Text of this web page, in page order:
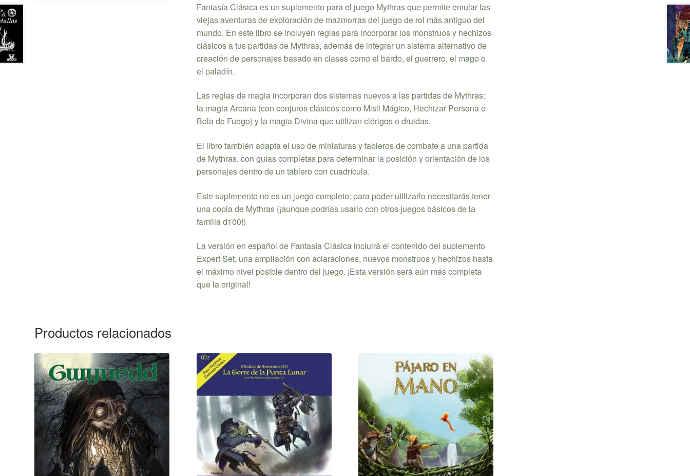
Fantasía Clásica es un suplemento para el juego Mythras que permite emular las
viejas aventuras de exploración de mazmorras del juego de rol más antiguo del
mundo. En este libro se incluyen reglas para incorporar los monstruos y hechizos
clásicos a tus partidas de Mythras, además de integrar un sistema alternativo de
creación de personajes basado en clases como el bardo, el guerrero, el mago o
el paladín.
Las reglas de magia incorporan dos sistemas nuevos a las partidas de Mythras:
la magia Arcana (con conjuros clásicos como Misil Mágico, Hechizar Persona o
Bola de Fuego) y la magia Divina que utilizan clérigos o druidas.
El libro también adapta el uso de miniaturas y tableros de combate a una partida
de Mythras, con guías completas para determinar la posición y orientación de los
personajes dentro de un tablero con cuadrícula.
Este suplemento no es un juego completo: para poder utilizarlo necesitarás tener
una copia de Mythras (¡aunque podrías usarlo con otros juegos básicos de la
familia d100!)
La versión en español de Fantasía Clásica incluirá el contenido del suplemento
Expert Set, una ampliación con aclaraciones, nuevos monstruos y hechizos hasta
el máximo nivel posible dentro del juego. ¡Esta versión será aún más completa
que la original!
Productos relacionados